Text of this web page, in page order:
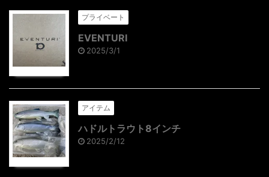
プライベート
EVENTURI
2025/3/1
アイテム
ハドルトラウト8インチ
2025/2/12